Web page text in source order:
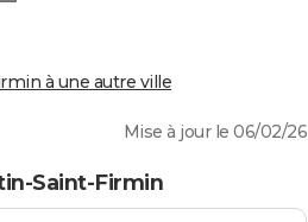
à une autre ville
Mise à jour le 06/02/26
Saint-Firmin